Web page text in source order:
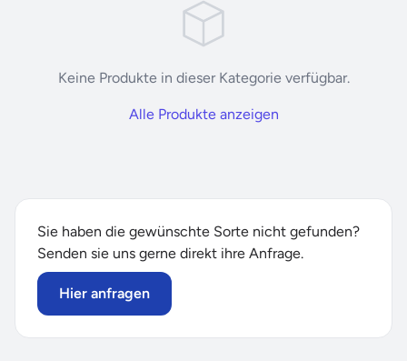
Keine Produkte in dieser Kategorie verfügbar.
Alle Produkte anzeigen
Sie haben die gewünschte Sorte nicht gefunden?
Senden sie uns gerne direkt ihre Anfrage.
Hier anfragen